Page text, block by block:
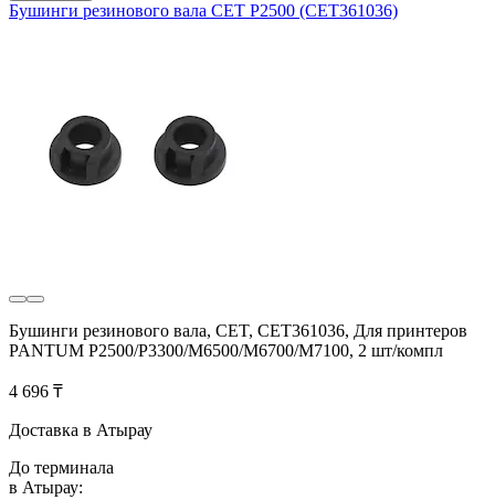
Бушинги резинового вала CET P2500 (CET361036)
Бушинги резинового вала, CET, CET361036, Для принтеров
PANTUM P2500/P3300/M6500/M6700/M7100, 2 шт/компл
4 696 ₸
Доставка в Атырау
До терминала
в Атырау: